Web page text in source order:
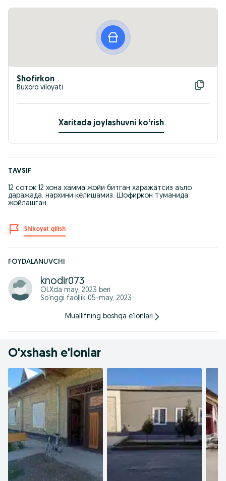
Shofirkon
Buxoro viloyati
Xaritada joylashuvni koʻrish
TAVSIF
12 соток 12 хона хамма жойи битган харажатсиз аъло
даражада. нархини келишамиз. Шофиркон туманида
жойлашган
Shikoyat qilish
FOYDALANUVCHI
knodir073
OLXda may, 2023 beri
So'nggi faollik 05-may, 2023
Muallifning boshqa e'lonlari
O'xshash e'lonlar